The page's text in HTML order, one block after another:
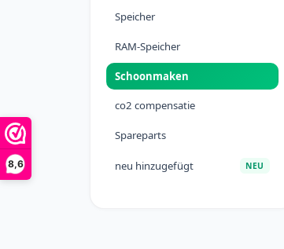
8,6
Speicher
RAM-Speicher
Schoonmaken
co2 compensatie
Spareparts
neu hinzugefügt NEU